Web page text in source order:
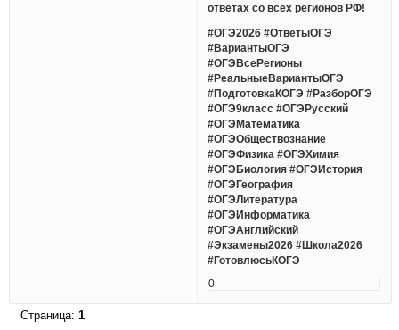
ответах со всех регионов РФ!
#ОГЭ2026 #ОтветыОГЭ
#ВариантыОГЭ
#ОГЭВсеРегионы
#РеальныеВариантыОГЭ
#ПодготовкаКОГЭ #РазборОГЭ
#ОГЭ9класс #ОГЭРусский
#ОГЭМатематика
#ОГЭОбществознание
#ОГЭФизика #ОГЭХимия
#ОГЭБиология #ОГЭИстория
#ОГЭГеография
#ОГЭЛитература
#ОГЭИнформатика
#ОГЭАнглийский
#Экзамены2026 #Школа2026
#ГотовлюсьКОГЭ
0
Страница: 1